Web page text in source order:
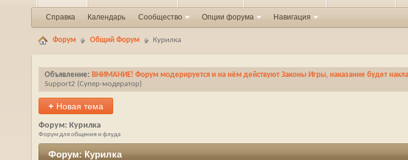
Справка Календарь Сообщество Опции форума Навигация
Форум Общий Форум Курилка
Объявление: ВНИМАНИЕ! Форум модерируется и на нём действуют Законы Игры, наказание будет
Support2 ‎(Супер-модератор)
+ Новая тема
Форум: Курилка
Форум для общения и флуда
Форум:Курилка